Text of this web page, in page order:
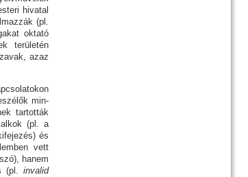
hivatal
(pl.
oktató
területén
azaz
min­
tar­tot­ták
(pl. a
és
vett
ha­nem
(pl.in­va­lid